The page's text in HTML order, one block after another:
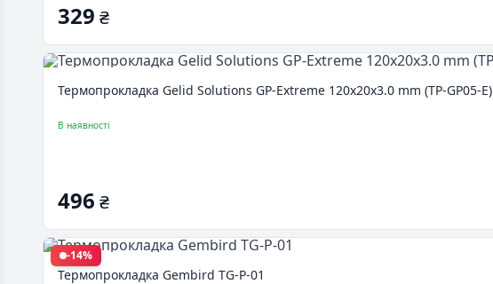
329 ₴
Термопрокладка Gelid Solutions GP-Extreme 120x20x3.0 mm (TP-GP05-E)
В наявності
496 ₴
-14%
Термопрокладка Gembird TG-P-01